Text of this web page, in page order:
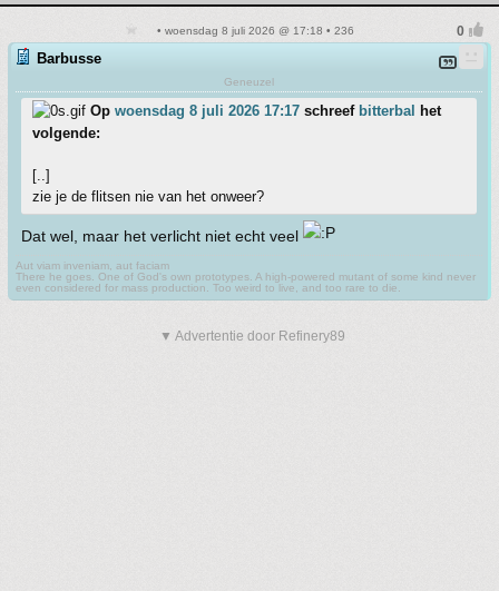
• woensdag 8 juli 2026 @ 17:18 • 236
Barbusse
Geneuzel
Op woensdag 8 juli 2026 17:17 schreef bitterbal het
volgende:
[..]
zie je de flitsen nie van het onweer?
Dat wel, maar het verlicht niet echt veel
Aut viam inveniam, aut faciam
There he goes. One of God's own prototypes. A high-powered mutant of some kind never
even considered for mass production. Too weird to live, and too rare to die.
▼ Advertentie door Refinery89